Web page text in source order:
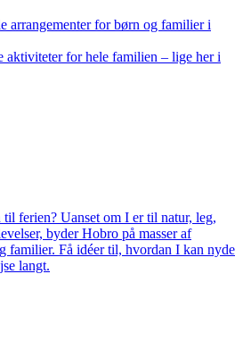
arrangementer for børn og familier i
aktiviteter for hele familien – lige her i
ferien? Uanset om I er til natur, leg,
byder Hobro på masser af
familier. Få idéer til, hvordan I kan nyde
langt.